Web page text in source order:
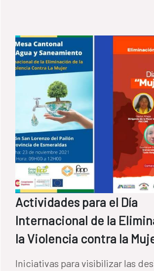
Actividades para el Día
Internacional de la
la Violencia contra la
Iniciativas para visibilizar las